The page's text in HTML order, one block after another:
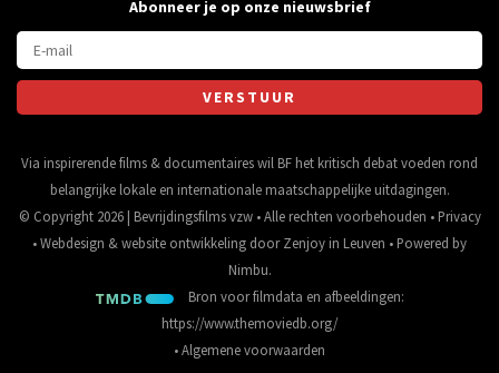
Abonneer je op onze nieuwsbrief
Via inspirerende films & documentaires wil BF het kritisch debat voeden rond
belangrijke lokale en internationale maatschappelijke uitdagingen.
© Copyright 2026 | Bevrijdingsfilms vzw • Alle rechten voorbehouden • Privacy
•Webdesign &website ontwikkeling doorZenjoy in Leuven • Powered by
Nimbu.
Bron voor filmdata en afbeeldingen:
https://www.themoviedb.org/
•Algemene voorwaarden